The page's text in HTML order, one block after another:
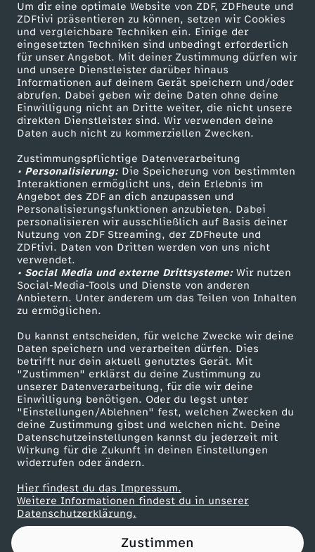
Um dir eine optimale Website von ZDF, ZDFheute und
ZDFtivi präsentieren zu können, setzen wir Cookies
und vergleichbare Techniken ein. Einige der
eingesetzten Techniken sind unbedingt erforderlich
für unser Angebot. Mit deiner Zustimmung dürfen wir
und unsere Dienstleister darüber hinaus
Informationen auf deinem Gerät speichern und/oder
abrufen. Dabei geben wir deine Daten ohne deine
Einwilligung nicht an Dritte weiter, die nicht unsere
direkten Dienstleister sind. Wir verwenden deine
Daten auch nicht zu kommerziellen Zwecken.
Zustimmungspflichtige Datenverarbeitung
• Personalisierung:Die Speicherung von bestimmten
Interaktionen ermöglicht uns, dein Erlebnis im
Angebot des ZDF an dich anzupassen und
Personalisierungsfunktionen anzubieten. Dabei
personalisieren wir ausschließlich auf Basis deiner
Nutzung von ZDF Streaming, der ZDFheute und
ZDFtivi. Daten von Dritten werden von uns nicht
verwendet.
• Social Media und externe Drittsysteme:Wir nutzen
Social-Media-Tools und Dienste von anderen
Anbietern. Unter anderem um das Teilen von Inhalten
zu ermöglichen.
Du kannst entscheiden, für welche Zwecke wir deine
Daten speichern und verarbeiten dürfen. Dies
betrifft nur dein aktuell genutztes Gerät. Mit
"Zustimmen" erklärst du deine Zustimmung zu
unserer Datenverarbeitung, für die wir deine
Einwilligung benötigen. Oder du legst unter
"Einstellungen/Ablehnen" fest, welchen Zwecken du
deine Zustimmung gibst und welchen nicht. Deine
Datenschutzeinstellungen kannst du jederzeit mit
Wirkung für die Zukunft in deinen Einstellungen
widerrufen oder ändern.
Hier findest du das Impressum.
Weitere Informationen findest du in unserer
Datenschutzerklärung.
Zustimmen
g
i
n
a
-
d
e
r
M
y
t
h
o
s
u
m
Mehr ZDF
ZDF-Apps
Smart TV
ZDFtext
Livestreams
Sendungen A-Z
TV-Programm
Service
ZDFmitreden
Kontakt zum ZDF
Tickets
Zuschauerservice
Hilfe
ZDF Unternehmen
Karriere
ZDF goes Schule
Werbefernsehen
Mainzelmännchen
Partner